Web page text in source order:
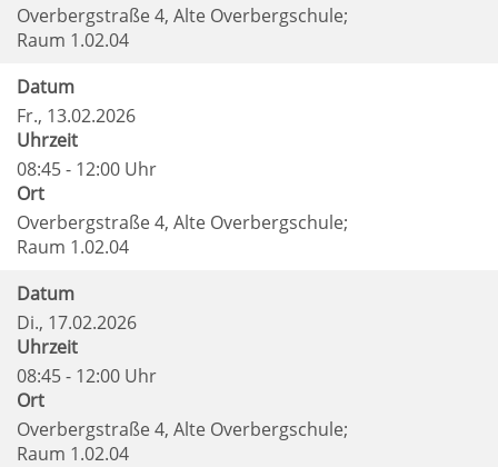
Overbergstraße 4, Alte Overbergschule;
Raum 1.02.04
Datum
Fr., 13.02.2026
Uhrzeit
08:45 - 12:00 Uhr
Ort
Overbergstraße 4, Alte Overbergschule;
Raum 1.02.04
Datum
Di., 17.02.2026
Uhrzeit
08:45 - 12:00 Uhr
Ort
Overbergstraße 4, Alte Overbergschule;
Raum 1.02.04